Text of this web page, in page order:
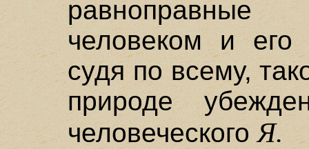
человеком и его
судя по всему,
природе
человеческогоЯ.